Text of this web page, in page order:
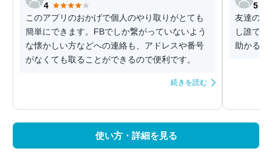
4
このアプリのおかげで個人のやり取りがとても
簡単にできます。FBでしか繋がっていないよう
な懐かしい方などへの連絡も、アドレスや番号
がなくても取ることができるので便利です。
続きを読む
5
友達の追
し誰で
助かる。
使い方・詳細を見る